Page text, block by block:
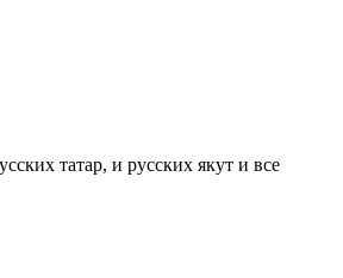
татар, и русских якут и все